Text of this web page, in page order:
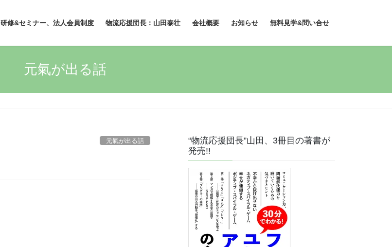
研修&セミナー、法人会員制度 物流応援団長：山田泰壮 会社概要 お知らせ 無料見学&問い合せ
元氣が出る話
元氣が出る話
“物流応援団長”山田、3冊目の著書が
発売!!